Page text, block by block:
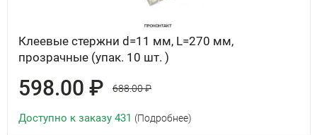
Клеевые стержни d=11 мм, L=270 мм,
прозрачные (упак. 10 шт. )
598.00 ₽ 688.00 ₽
Доступно к заказу 431 (Подробнее)